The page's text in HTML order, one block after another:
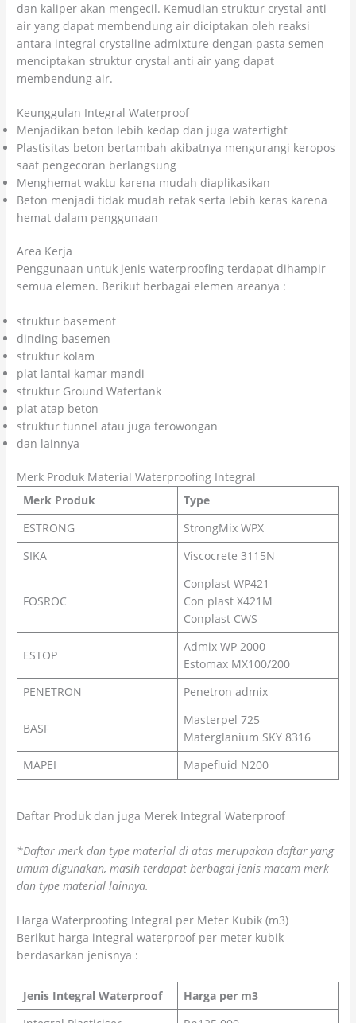
dan kaliper akan mengecil. Kemudian struktur crystal anti
air yang dapat membendung air diciptakan oleh reaksi
antara integral crystaline admixture dengan pasta semen
menciptakan struktur crystal anti air yang dapat
membendung air.
Keunggulan Integral Waterproof
Menjadikan beton lebih kedap dan juga watertight
Plastisitas beton bertambah akibatnya mengurangi keropos
saat pengecoran berlangsung
Menghemat waktu karena mudah diaplikasikan
Beton menjadi tidak mudah retak serta lebih keras karena
hemat dalam penggunaan
Area Kerja
Penggunaan untuk jenis waterproofing terdapat dihampir
semua elemen. Berikut berbagai elemen areanya :
struktur basement
dinding basemen
struktur kolam
plat lantai kamar mandi
struktur Ground Watertank
plat atap beton
struktur tunnel atau juga terowongan
dan lainnya
Merk Produk Material Waterproofing Integral
Merk Produk
Type
ESTRONG
StrongMix WPX
SIKA
Viscocrete 3115N
FOSROC
Conplast WP421
Con plast X421M
Conplast CWS
ESTOP
Admix WP 2000
Estomax MX100/200
PENETRON
Penetron admix
BASF
Masterpel 725
Materglanium SKY 8316
MAPEI
Mapefluid N200
Daftar Produk dan juga Merek Integral Waterproof
*Daftar merk dan type material di atas merupakan daftar yang
umum digunakan, masih terdapat berbagai jenis macam merk
dan type material lainnya.
Harga Waterproofing Integral per Meter Kubik (m3)
Berikut harga integral waterproof per meter kubik
berdasarkan jenisnya :
Jenis Integral Waterproof
Harga per m3